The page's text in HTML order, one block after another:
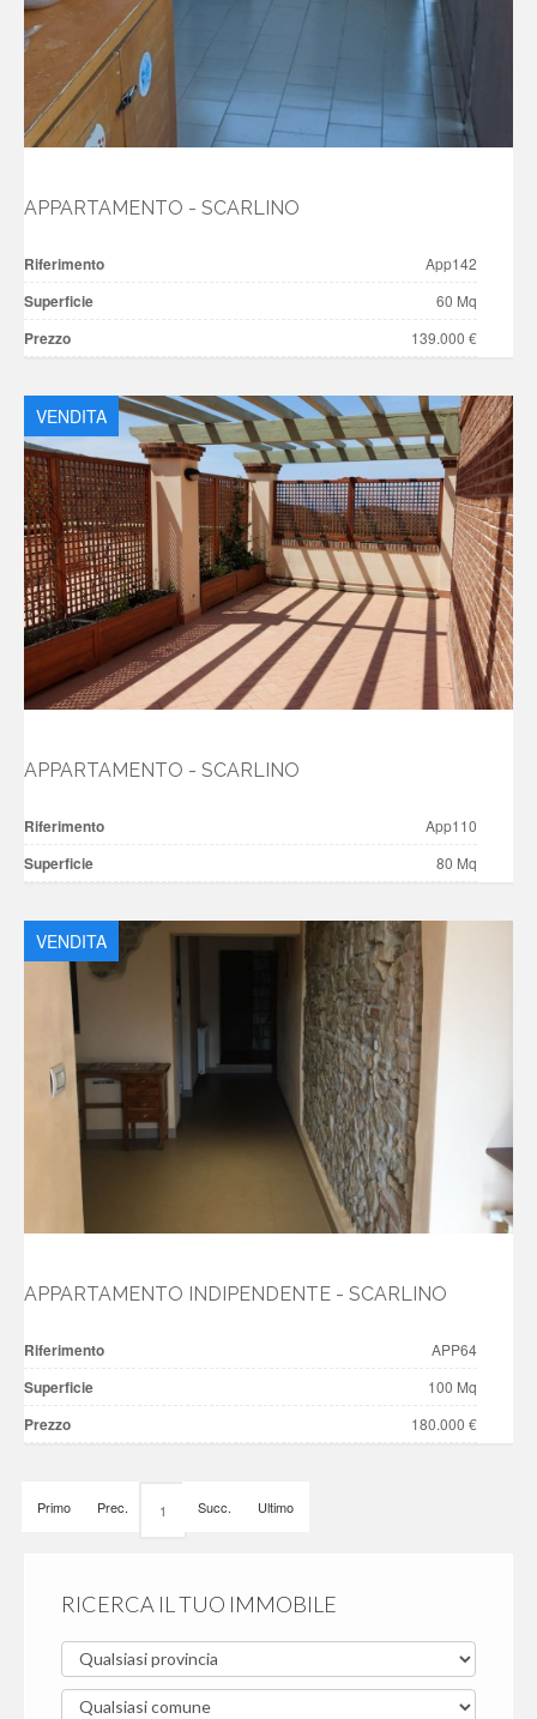
APPARTAMENTO - SCARLINO
Riferimento App142
Superficie 60 Mq
Prezzo 139.000 €
VENDITA
APPARTAMENTO - SCARLINO
Riferimento App110
Superficie 80 Mq
VENDITA
APPARTAMENTO INDIPENDENTE - SCARLINO
Riferimento APP64
Superficie 100 Mq
Prezzo 180.000 €
Primo Prec. 1 Succ. Ultimo
RICERCA IL TUO IMMOBILE